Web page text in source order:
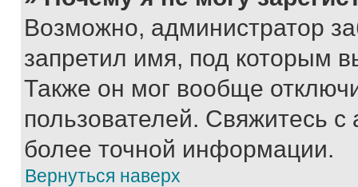
Возможно, администратор
запретил имя, под которым
Также он мог вообще
пользователей. Свяжитесь
более точной информации.
Вернуться наверх